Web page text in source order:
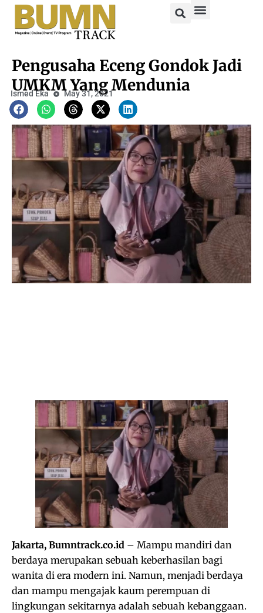
Pengusaha Eceng Gondok Jadi
UMKM Yang Mendunia
Ismed Eka May 31, 2021
Jakarta, Bumntrack.co.id – Mampu mandiri dan
berdaya merupakan sebuah keberhasilan bagi
wanita di era modern ini. Namun, menjadi berdaya
dan mampu mengajak kaum perempuan di
lingkungan sekitarnya adalah sebuah kebanggaan.